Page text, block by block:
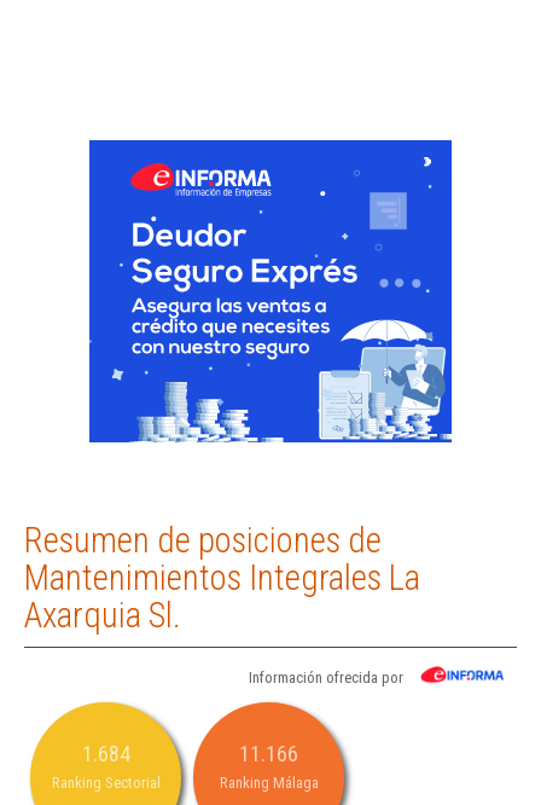
Resumen de posiciones de
Mantenimientos Integrales La
Axarquia Sl.
Información ofrecida por
1.684
Ranking Sectorial
11.166
Ranking Málaga